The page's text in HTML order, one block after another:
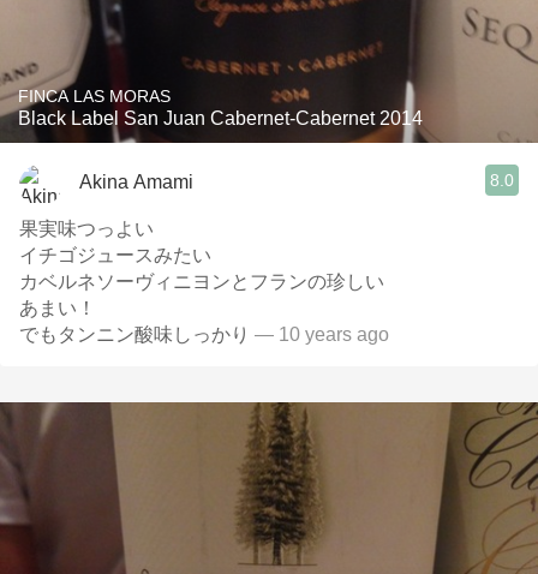
FINCA LAS MORAS
Black Label San Juan Cabernet-Cabernet 2014
Akina Amami 8.0
果実味つっよい
イチゴジュースみたい
カベルネソーヴィニヨンとフランの珍しい
あまい！
でもタンニン酸味しっかり — 10 years ago